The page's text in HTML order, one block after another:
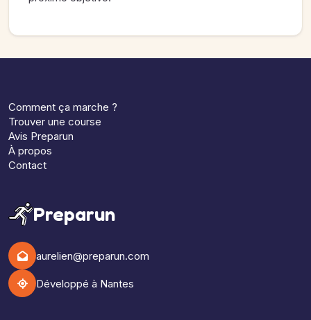
Comment ça marche ?
Trouver une course
Avis Preparun
À propos
Contact
Preparun
aurelien@preparun.com
Développé à Nantes